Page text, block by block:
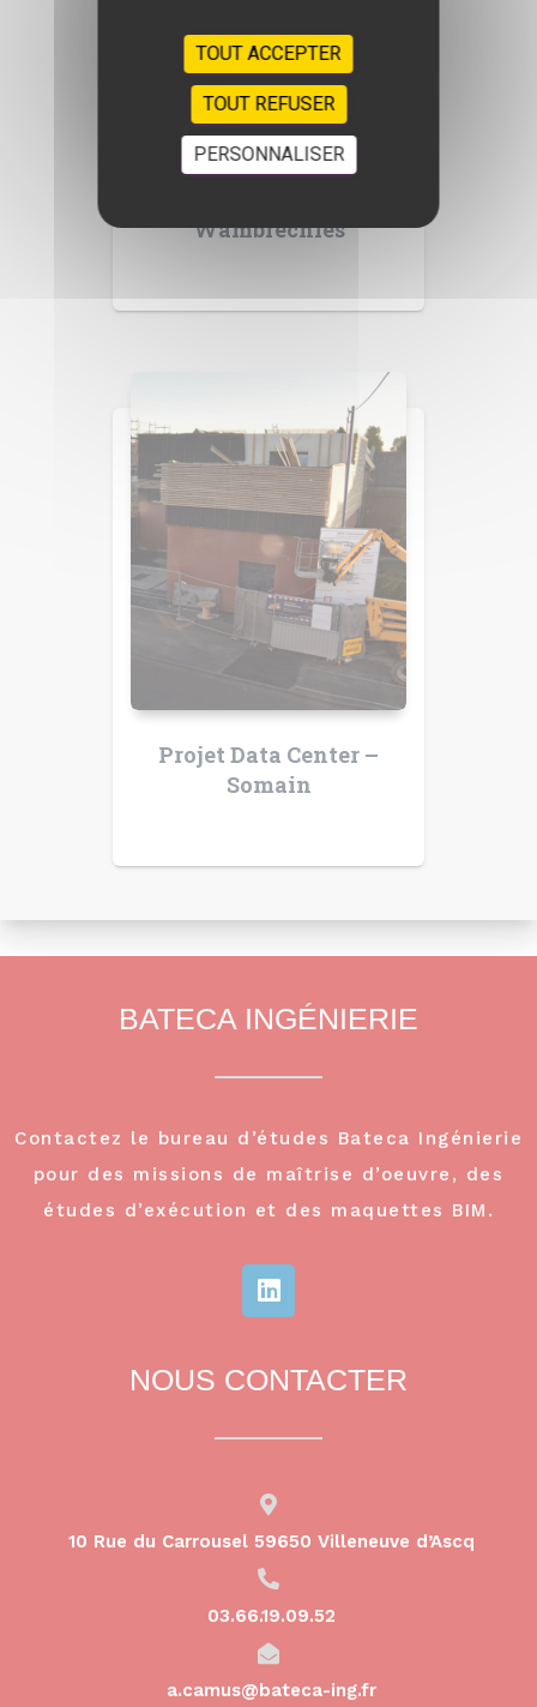
Wambrechies
Projet Data Center –
Somain
BATECA INGÉNIERIE
Contactez le bureau d’études Bateca Ingénierie
pour des missions de maîtrise d’oeuvre, des
études d’exécution et des maquettes BIM.
NOUS CONTACTER
10 Rue du Carrousel 59650 Villeneuve d’Ascq
03.66.19.09.52
a.camus@bateca-ing.fr
TOUT ACCEPTER
TOUT REFUSER
PERSONNALISER